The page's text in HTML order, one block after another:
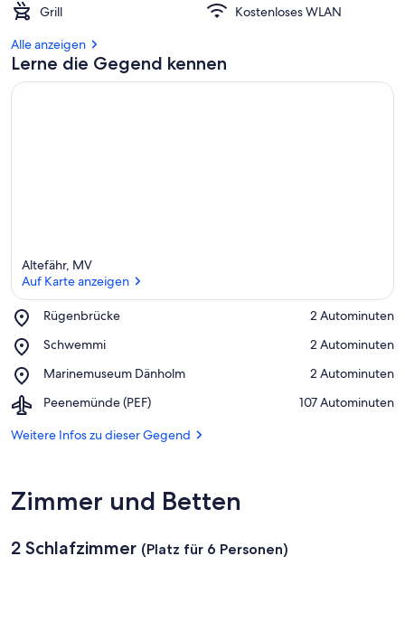
Grill
Kostenloses WLAN
Alle anzeigen
Lerne die Gegend kennen
Altefähr, MV
Auf Karte anzeigen
Rügenbrücke
Place,
‪2 Autominuten‬
Schwemmi
Place,
‪2 Autominuten‬
Marinemuseum Dänholm
Place,
Dänholm
‪2 Autominuten‬
Peenemünde (PEF)
Airport,
(PEF)
‪107 Autominuten‬
Weitere Infos zu dieser Gegend
Zimmer und Betten
2 Schlafzimmer (Platz für 6 Personen)